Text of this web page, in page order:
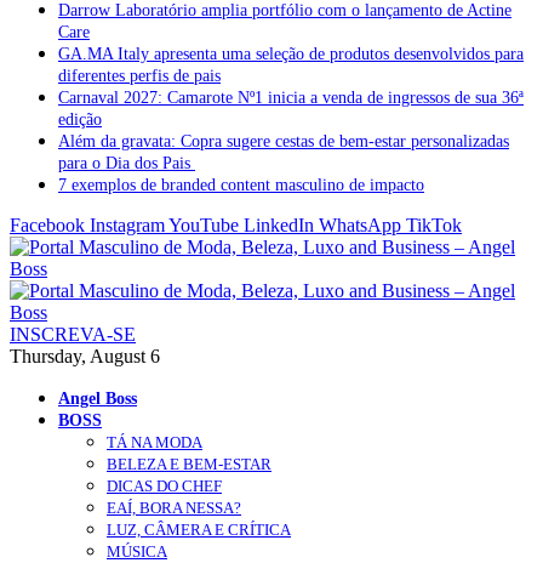
Darrow Laboratório amplia portfólio com o lançamento de Actine
Care
GA.MA Italy apresenta uma seleção de produtos desenvolvidos para
diferentes perfis de pais
Carnaval 2027: Camarote Nº1 inicia a venda de ingressos de sua 36ª
edição
Além da gravata: Copra sugere cestas de bem-estar personalizadas
para o Dia dos Pais
7 exemplos de branded content masculino de impacto
Facebook InstagramYouTube LinkedIn WhatsApp TikTok
INSCREVA-SE
Thursday, August 6
Angel Boss
BOSS
TÁ NA MODA
BELEZA E BEM-ESTAR
DICAS DO CHEF
EAÍ, BORA NESSA?
LUZ, CÂMERA E CRÍTICA
MÚSICA